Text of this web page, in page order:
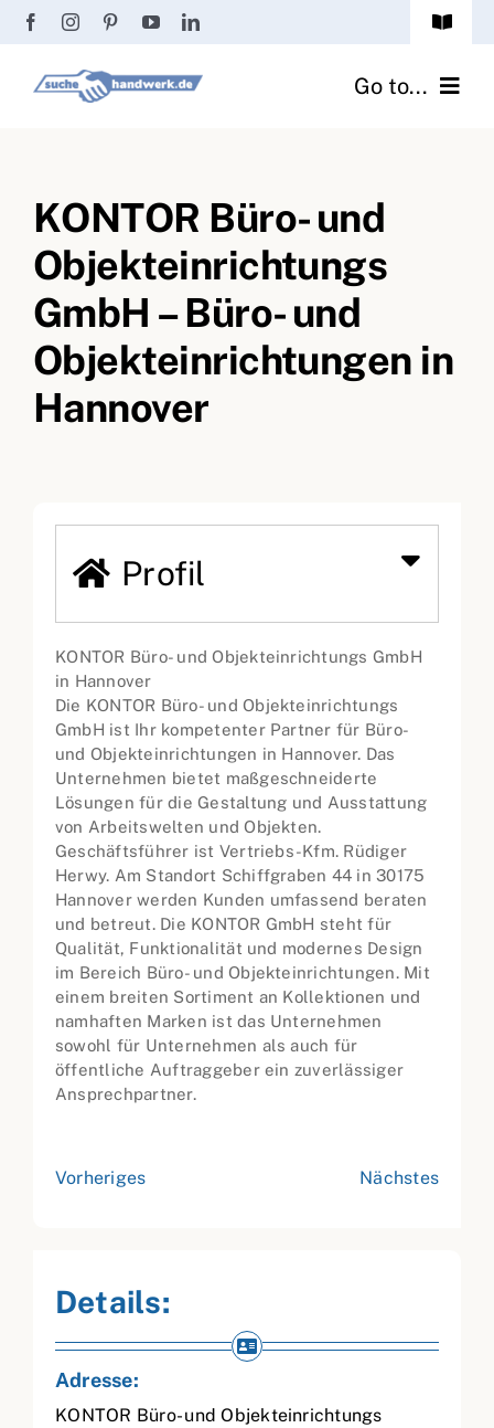
Zum
springen
Toggle
Passwort vergessen? Go to...
Fliesenrechner
Handwerker Ratgeber
Wir über uns
KONTOR Büro- und
Objekteinrichtungs
GmbH – Büro- und
Objekteinrichtungen in
Hannover
Profil
KONTOR Büro- und Objekteinrichtungs GmbH
in Hannover
Die KONTOR Büro- und Objekteinrichtungs
GmbH ist Ihr kompetenter Partner für Büro-
und Objekteinrichtungen in Hannover. Das
Unternehmen bietet maßgeschneiderte
Lösungen für die Gestaltung und Ausstattung
von Arbeitswelten und Objekten.
Geschäftsführer ist Vertriebs-Kfm. Rüdiger
Herwy. Am Standort Schiffgraben 44 in 30175
Hannover werden Kunden umfassend beraten
und betreut. Die KONTOR GmbH steht für
Qualität, Funktionalität und modernes Design
im Bereich Büro- und Objekteinrichtungen. Mit
einem breiten Sortiment an Kollektionen und
namhaften Marken ist das Unternehmen
sowohl für Unternehmen als auch für
öffentliche Auftraggeber ein zuverlässiger
Ansprechpartner.
Vorheriges Nächstes
Details:
Adresse:
KONTOR Büro- und Objekteinrichtungs